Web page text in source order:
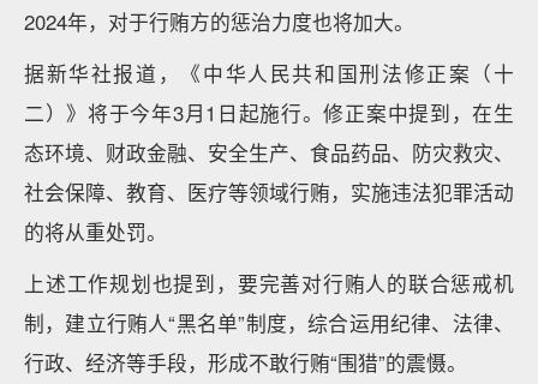
2024年，对于行贿方的惩治力度也将加大。
据新华社报道，《中华人民共和国刑法修正案（十
二）》将于今年3月1日起施行。修正案中提到，在生
态环境、财政金融、安全生产、食品药品、防灾救灾、
社会保障、教育、医疗等领域行贿，实施违法犯罪活动
的将从重处罚。
上述工作规划也提到，要完善对行贿人的联合惩戒机
制，建立行贿人“黑名单”制度，综合运用纪律、法律、
行政、经济等手段，形成不敢行贿“围猎”的震慑。